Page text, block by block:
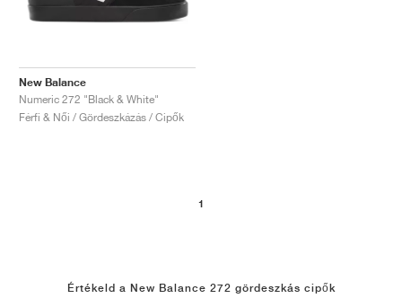
New Balance
Numeric 272 "Black & White"
Férfi & Női / Gördeszkázás / Cipők
1
Értékeld a New Balance 272 gördeszkás cipők